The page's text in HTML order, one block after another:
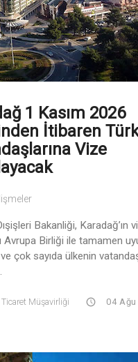
1 Kasım 2026
İtibaren
Vize
Bakanliği, Karadağ’ın
Avrupa Birliği ile tamamen
çok sayıda ülkenin
Müşavirliği 04